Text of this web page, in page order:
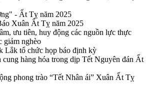
- Ất Tỵ năm 2025
Xuân Ất Tỵ năm 2025
ưu tiên, huy động các nguồn lực thực
giảm nghèo
tổ chức họp báo định kỳ
cung hàng hóa trong dịp Tết Nguyên đán Ất
phong trào “Tết Nhân ái” Xuân Ất Tỵ